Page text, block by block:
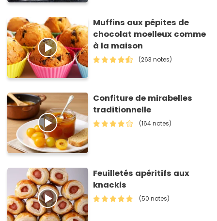
Muffins aux pépites de
chocolat moelleux comme
à la maison
(263 notes)
Confiture de mirabelles
traditionnelle
(164 notes)
Feuilletés apéritifs aux
knackis
(50 notes)